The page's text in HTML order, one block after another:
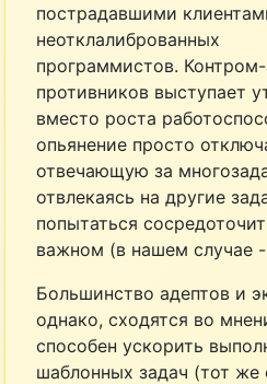
пострадавшими
неотклалиброванных
программистов.
противников выступает
вместо роста
опьянение просто
отвечающую за
отвлекаясь на другие
попытаться
важном (в нашем случае
Большинство адептов и
однако, сходятся во
способен ускорить
шаблонных задач (тот